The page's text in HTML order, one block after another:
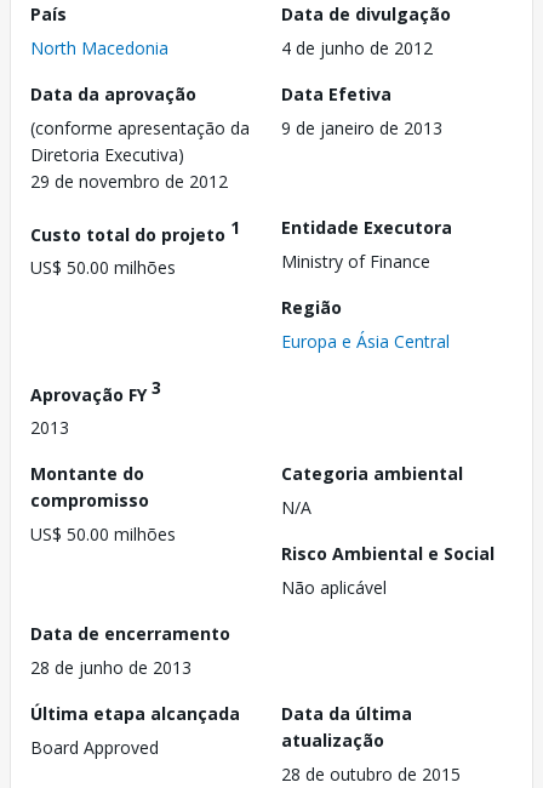
País
North Macedonia
Data de divulgação
4 de junho de 2012
Data da aprovação
(conforme apresentação da
Diretoria Executiva)
29 de novembro de 2012
Data Efetiva
9 de janeiro de 2013
Custo total do projeto 1
US$ 50.00 milhões
Entidade Executora
Ministry of Finance
Região
Europa e Ásia Central
Aprovação FY3
2013
Montante do
compromisso
US$ 50.00 milhões
Categoria ambiental
N/A
Risco Ambiental e Social
Não aplicável
Data de encerramento
28 de junho de 2013
Última etapa alcançada
Board Approved
Data da última
atualização
28 de outubro de 2015